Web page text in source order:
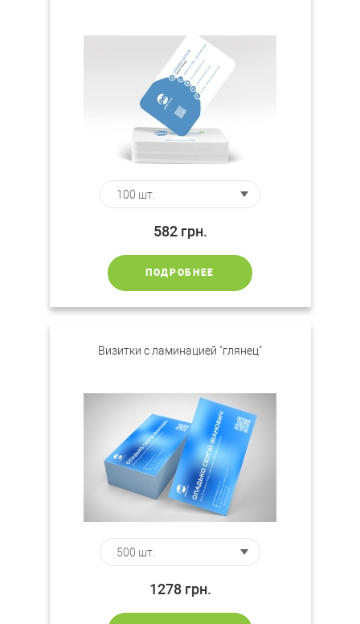
582 грн.
ПОДРОБНЕЕ
Визитки c ламинацией "глянец"
1278 грн.